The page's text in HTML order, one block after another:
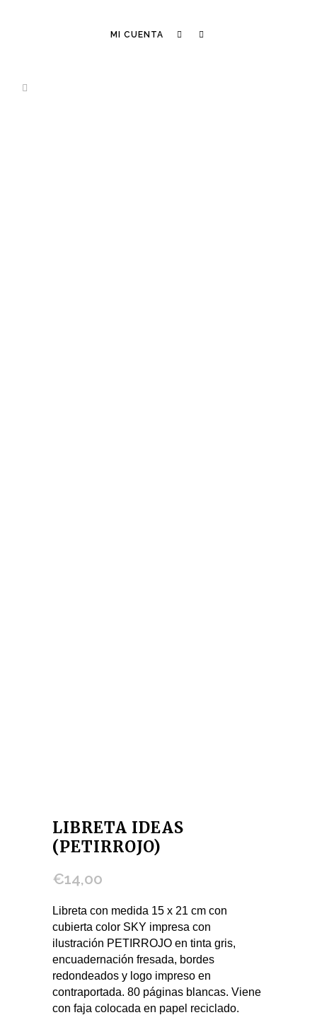
MI CUENTA
LIBRETA IDEAS
(PETIRROJO)
€14,00
Libreta con medida 15 x 21 cm con
cubierta color SKY impresa con
ilustración PETIRROJO en tinta gris,
encuadernación fresada, bordes
redondeados y logo impreso en
contraportada. 80 páginas blancas. Viene
con faja colocada en papel reciclado.